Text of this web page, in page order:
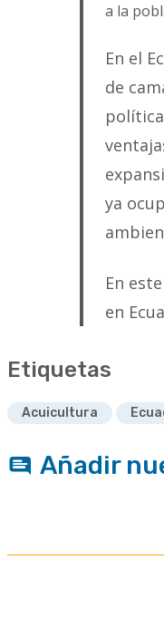
a la
En el
de
ya
En
en
Etiquetas
Acuicultura
Añadir